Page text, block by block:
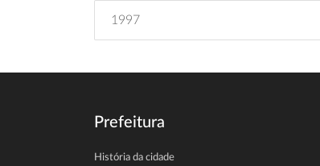
1997
Prefeitura
História da cidade